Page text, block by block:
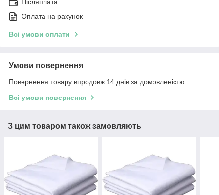
Післяплата
Оплата на рахунок
Всі умови оплати
Умови повернення
Повернення товару впродовж 14 днів за домовленістю
Всі умови повернення
З цим товаром також замовляють